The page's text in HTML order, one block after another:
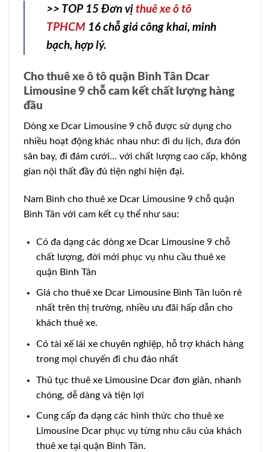
>> TOP 15 Đơn vị thuê xe ô tô
TPHCM 16 chỗ giá công khai, minh
bạch, hợp lý.
Cho thuê xe ô tô quận Bình Tân Dcar
Limousine 9 chỗ cam kết chất lượng hàng
đầu
Dòng xe Dcar Limousine 9 chỗ được sử dụng cho
nhiều hoạt động khác nhau như: đi du lịch, đưa đón
sân bay, đi đám cưới… với chất lượng cao cấp, không
gian nội thất đầy đủ tiện nghi hiện đại.
Nam Bình cho thuê xe Dcar Limousine 9 chỗ quận
Bình Tân với cam kết cụ thể như sau:
Có đa dạng các dòng xe Dcar Limousine 9 chỗ
chất lượng, đời mới phục vụ nhu cầu thuê xe
quận Bình Tân
Giá cho thuê xe Dcar Limousine Bình Tân luôn rẻ
nhất trên thị trường, nhiều ưu đãi hấp dẫn cho
khách thuê xe.
Có tài xế lái xe chuyên nghiệp, hỗ trợ khách hàng
trong mọi chuyến đi chu đáo nhất
Thủ tục thuê xe Limousine Dcar đơn giản, nhanh
chóng, dễ dàng và tiện lợi
Cung cấp đa dạng các hình thức cho thuê xe
Limousine Dcar phục vụ từng nhu câu của khách
thuê xe tại quận Bình Tân.